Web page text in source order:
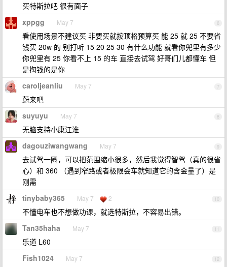
买特斯拉吧 很有面子
6
xppgg May 7
看使用场景不建议买 非要买就按顶格预算买 能 25 就 25 不要省
钱买 20w 的 别打听 15 20 25 30 有什么功能 就看你兜里有多少
你兜里有 25 你看不上 15 的车 直接去试驾 好哥们儿都懂车 但
是掏钱的是你
7
caroljeanliu May 7
蔚来吧
8
suyuyu May 7
无脑支持小康江淮
9
dagouziwangwang May 7
去试驾一圈，可以把范围缩小很多，然后我觉得智驾（真的很省
心）和 360 （遇到窄路或者极限会车就知道它的含金量了）是
刚需
10
tinybaby365 May 7 2
不懂电车也不想做功课，就选特斯拉，不容易出错。
11
Tan35haha May 7
乐道 L60
12
Fish1024 May 7